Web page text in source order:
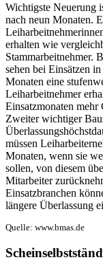
Wichtigste Neuerung
nach neun Monaten.
erhalten wie
Stammarbeitnehmer.
sehen bei Einsätzen
Monaten eine
Leiharbeitnehmer
Einsatzmonaten mehr
Zweiter wichtiger
müssen
Monaten, wenn sie
sollen, von diesem
Mitarbeiter
Einsatzbranchen
längere Überlassung
Quelle: www.bmas.de